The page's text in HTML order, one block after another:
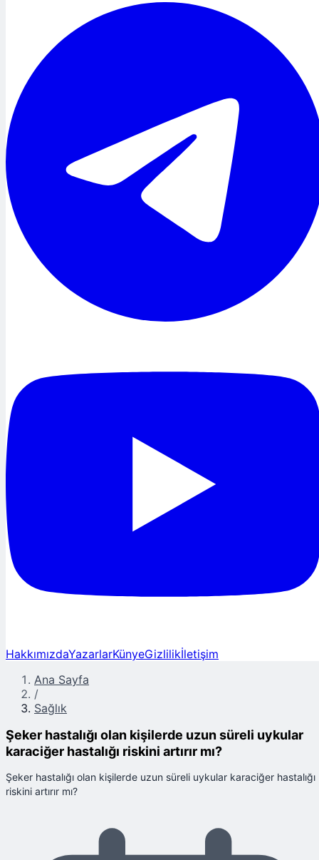
HakkımızdaYazarlarKünyeGizlilikİletişim
Ana Sayfa
/
Sağlık
Şeker hastalığı olan kişilerde uzun süreli uykular
karaciğer hastalığı riskini artırır mı?
Şeker hastalığı olan kişilerde uzun süreli uykular karaciğer hastalığı
riskini artırır mı?